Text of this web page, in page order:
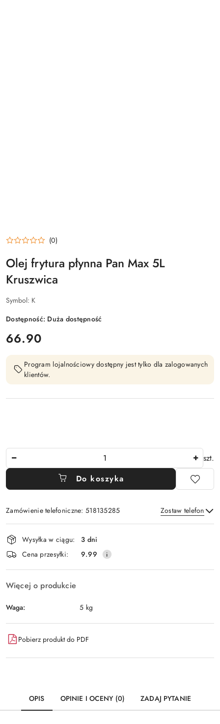
(0)
Olej frytura płynna Pan Max 5L
Kruszwica
Symbol: K
Dostępność: Duża dostępność
cena:
66.90
Program lojalnościowy dostępny jest tylko dla zalogowanych
klientów.
szt.
Do koszyka
Zamówienie telefoniczne: 518135285 Zostaw telefon
Wyślij
Dostępność
i
dostawa
Wysyłka w ciągu:
3 dni
Cena przesyłki:
9.99
Więcej o produkcie
Waga: 5 kg
Pobierz produkt do PDF
OPIS OPINIE I OCENY (0) ZADAJ PYTANIE